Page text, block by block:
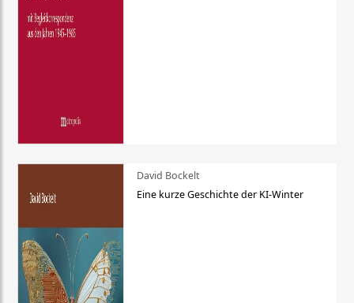
David Bockelt
Eine kurze Geschichte der KI-Winter